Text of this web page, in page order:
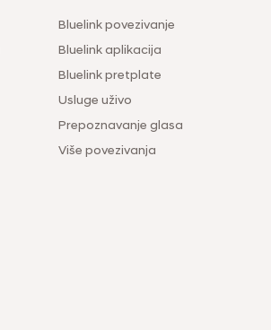
Bluelink povezivanje
Bluelink aplikacija
Bluelink pretplate
Usluge uživo
Prepoznavanje glasa
Više povezivanja